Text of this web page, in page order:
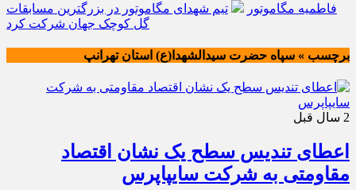
فاطمیه مگاموتور
تیم شهدای مگاموتور در بزرگترین مسابقات
گل کوچک جهان شرکت کرد
برچسب » سپاه حضرت سیدالشهدا(ع) استان تهرانپ
2 سال قبل
اعطای تندیس سطح یک نشان اقتصاد
مقاومتی به شرکت سایپاپرس